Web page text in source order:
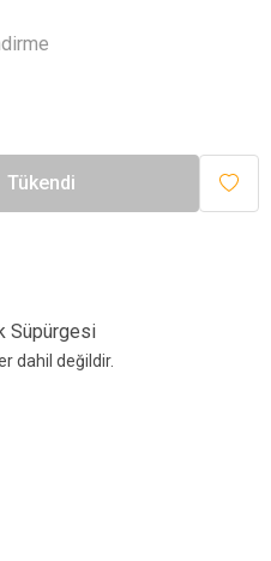
Tükendi
Süpürgesi
dahil değildir.